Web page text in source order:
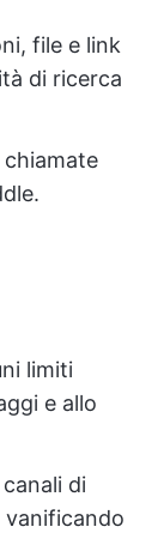
file e link
di ricerca
chiamate
limiti
e allo
di